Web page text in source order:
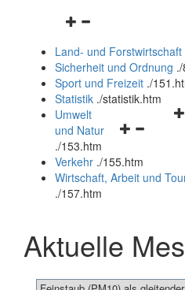
Navigationsmenü
und
schließen
Land- und Forstwirtschaft
Sicherheit und Ordnung ./
Sport und Freizeit ./
Statistik ./statistik.htm
und
schließen
Umwelt
und Natur
./153.htm
Verkehr ./155.htm
Wirtschaft, Arbeit und
./157.htm
Aktuelle